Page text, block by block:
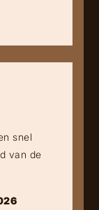
snel
van de